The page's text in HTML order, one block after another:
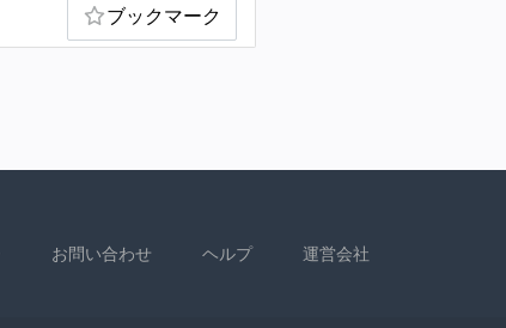
ブックマーク
お問い合わせ ヘルプ 運営会社